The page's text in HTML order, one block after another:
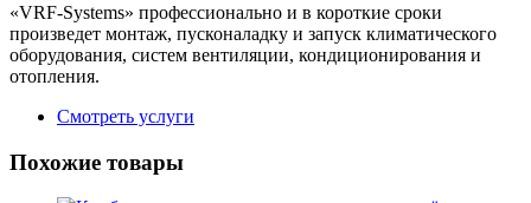
«VRF-Systems» профессионально и в короткие сроки
произведет монтаж, пусконаладку и запуск климатического
оборудования, систем вентиляции, кондиционирования и
отопления.
Смотреть услуги
Похожие товары